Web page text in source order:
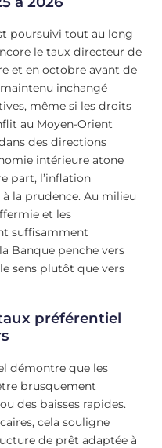
poursuivi tout au long
le taux directeur de
et en octobre avant de
maintenu inchangé
même si les droits
au Moyen-Orient
des directions
intérieure atone
part, l’inflation
la prudence. Au milieu
et les
suffisamment
Banque penche vers
sens plutôt que vers
préférentiel
démontre que les
brusquement
des baisses rapides.
cela souligne
de prêt adaptée à